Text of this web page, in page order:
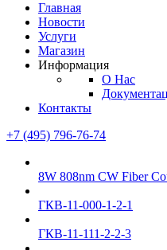
Главная
Новости
Услуги
Магазин
Информация
О Нас
Контакты
+7 (495) 796-76-74
8W 808nm CW Fiber
ГКВ-11-000-1-2-1
ГКВ-11-111-2-2-3